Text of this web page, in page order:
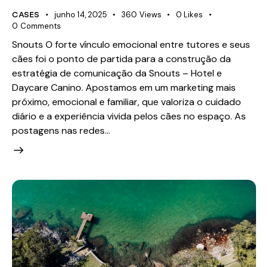
CASES junho 14, 2025 360 Views 0 Likes
0 Comments
Snouts O forte vínculo emocional entre tutores e seus
cães foi o ponto de partida para a construção da
estratégia de comunicação da Snouts – Hotel e
Daycare Canino. Apostamos em um marketing mais
próximo, emocional e familiar, que valoriza o cuidado
diário e a experiência vivida pelos cães no espaço. As
postagens nas redes…